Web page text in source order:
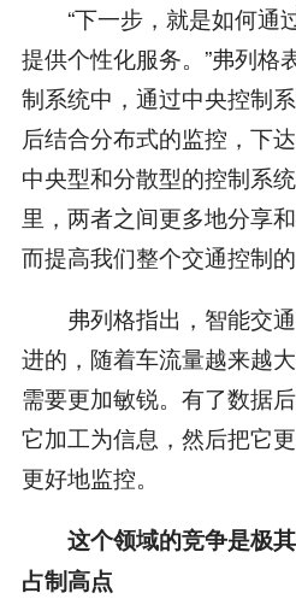
“下一步，就是如何通
提供个性化服务。”弗列格
制系统中，通过中央控制
后结合分布式的监控，下
中央型和分散型的控制系
里，两者之间更多地分享
而提高我们整个交通控制
弗列格指出，智能交通
进的，随着车流量越来越
需要更加敏锐。有了数据
它加工为信息，然后把它
更好地监控。
这个领域的竞争是极其
占制高点